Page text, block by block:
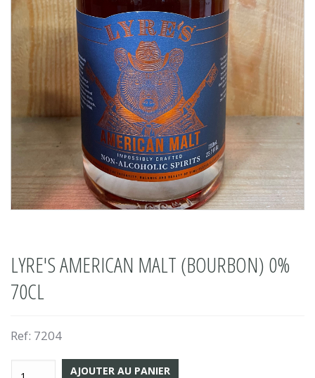
LYRE'S AMERICAN MALT (BOURBON) 0%
70CL
Ref: 7204
AJOUTER AU PANIER